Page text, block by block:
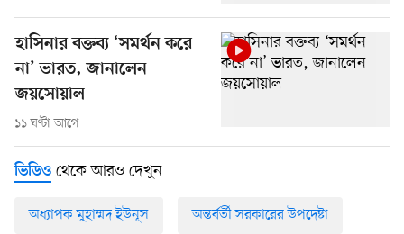
হাসিনার বক্তব্য ‘সমর্থন করে
না’ ভারত, জানালেন
জয়সোয়াল
১১ ঘণ্টা আগে
ভিডিও থেকে আরও দেখুন
অধ্যাপক মুহাম্মদ ইউনূস অন্তর্বর্তী সরকারের উপদেষ্টা